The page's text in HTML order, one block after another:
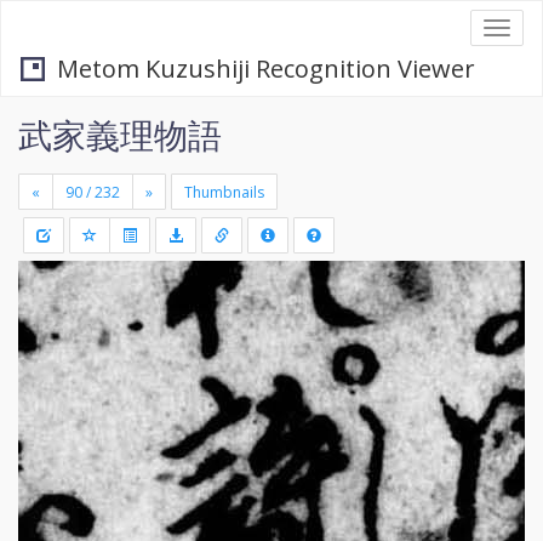
Metom Kuzushiji Recognition Viewer
武家義理物語
« » Thumbnails
+
-
Draw
a